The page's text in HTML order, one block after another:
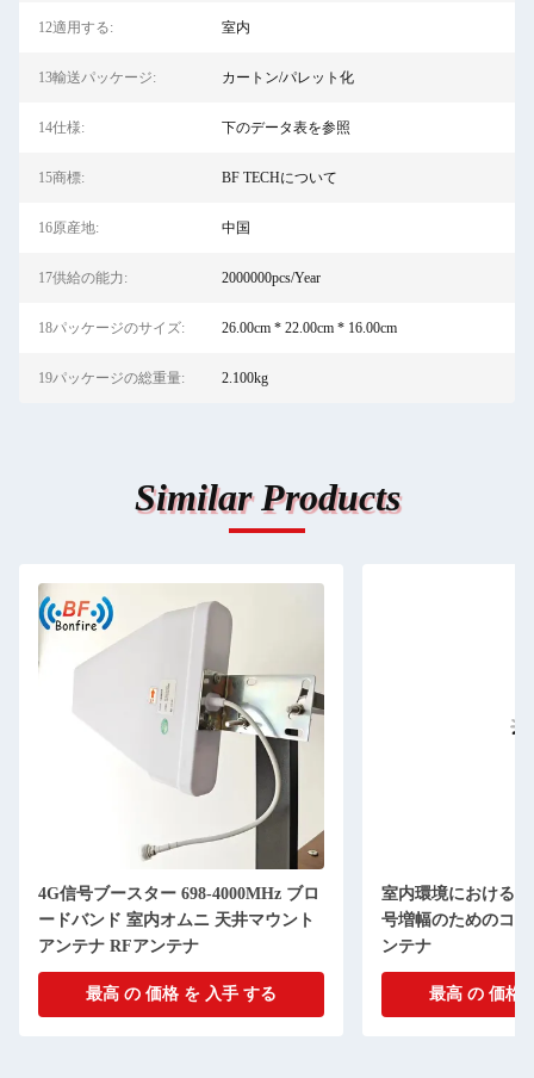
12適用する: 室内
13輸送パッケージ: カートン/パレット化
14仕様: 下のデータ表を参照
15商標: BF TECHについて
16原産地: 中国
17供給の能力: 2000000pcs/Year
18パッケージのサイズ: 26.00cm * 22.00cm * 16.00cm
19パッケージの総重量: 2.100kg
Similar Products
4G信号ブースター 698-4000MHz ブロ
ードバンド 室内オムニ 天井マウント
アンテナ RFアンテナ
最高 の 価格 を 入手 する
室内環境における
号増幅のためのコ
ンテナ
最高 の 価格